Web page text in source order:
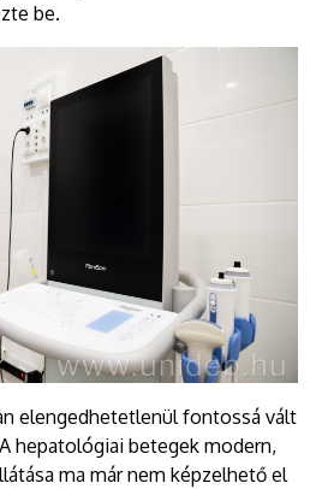
be.
elengedhetetlenül fontossá vált
hepatológiai betegek modern,
ma már nem képzelhető el